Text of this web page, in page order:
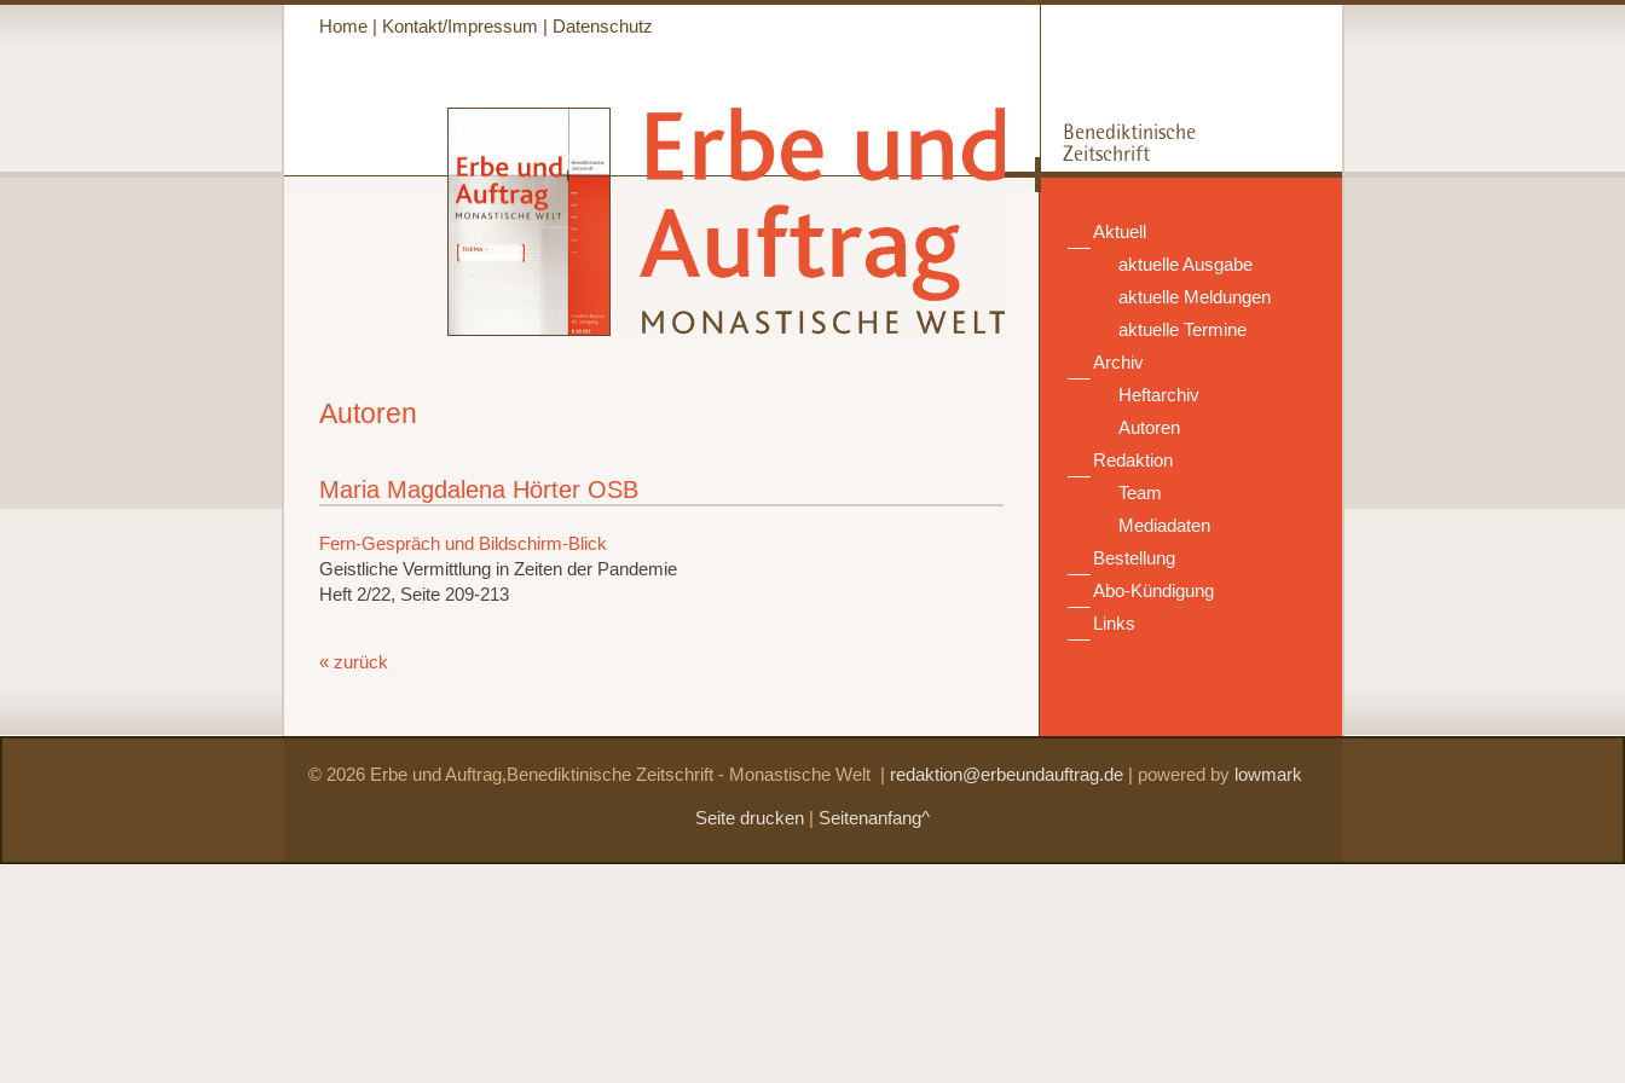
Home| Kontakt/Impressum Datenschutz
Aktuell
aktuelle Ausgabe
aktuelle Meldungen
aktuelle Termine
Archiv
Heftarchiv
Autoren
Redaktion
Team
Mediadaten
Bestellung
Abo-Kündigung
Links
Autoren
Maria Magdalena Hörter OSB
Fern-Gespräch und Bildschirm-Blick
Geistliche Vermittlung in Zeiten der Pandemie
Heft 2/22, Seite 209-213
« zurück
© 2026 Erbe und Auftrag,Benediktinische Zeitschrift - Monastische Welt redaktion@erbeundauftrag.de| powered by lowmark
Seite drucken Seitenanfang^